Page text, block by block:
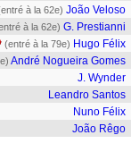
à la 62e) João Veloso
à la 62e) G. Prestianni
(entré à la 79e) Hugo Félix
André Nogueira Gomes
J. Wynder
Leandro Santos
Nuno Félix
João Rêgo